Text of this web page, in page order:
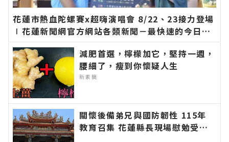
花蓮市熱血陀螺賽x超嗨演唱會 8/22、23接力登場
∣花蓮新聞網官方網站各類新聞－最快速的今日新
聞報導 最新的在地資訊！
減肥首選，檸檬加它，堅持一週，
腰細了，瘦到你懷疑人生
新素簡
關懷後備弟兄與國防韌性 115年
教育召集 花蓮縣長現場慰勉受召